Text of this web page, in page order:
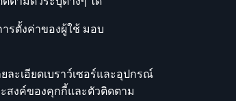
รตั้งค่าของผู้ใช้ มอบ
ะเอียดเบราว์เซอร์และอุปกรณ์
สงค์ของคุกกี้และตัวติดตาม